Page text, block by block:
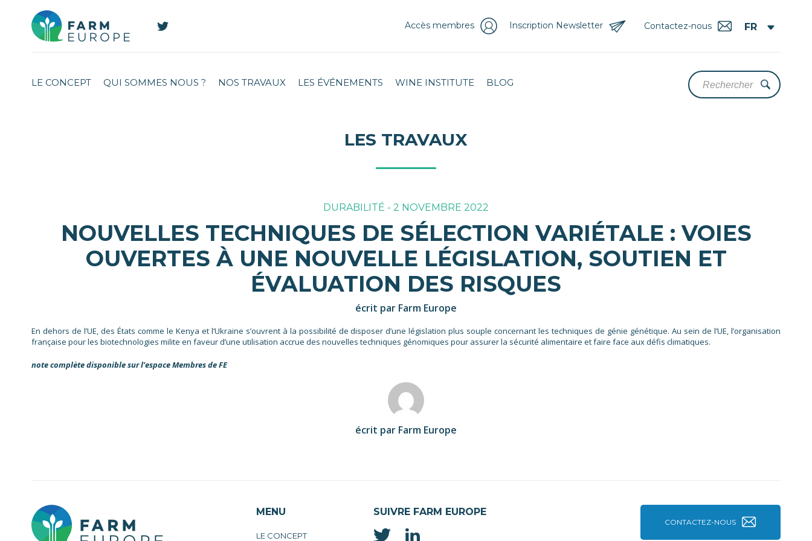
Contactez-nous
Inscription Newsletter
Accès membres
LE CONCEPT QUI SOMMES NOUS ? NOS TRAVAUX LES ÉVÉNEMENTS WINE INSTITUTE BLOG
LES TRAVAUX
DURABILITÉ - 2 NOVEMBRE 2022
NOUVELLES TECHNIQUES DE SÉLECTION VARIÉTALE : VOIES
OUVERTES À UNE NOUVELLE LÉGISLATION, SOUTIEN ET
ÉVALUATION DES RISQUES
écrit par Farm Europe
En dehors de l’UE, des États comme le Kenya et l’Ukraine s’ouvrent à la possibilité de disposer d’une législation plus souple concernant les techniques de génie génétique. Au sein de l’UE, l’organisation
française pour les biotechnologies milite en faveur d’une utilisation accrue des nouvelles techniques génomiques pour assurer la sécurité alimentaire et faire face aux défis climatiques.
note complète disponible sur l’espace Membres de FE
écrit par Farm Europe
MENU
LE CONCEPT
SUIVRE FARM EUROPE
CONTACTEZ-NOUS